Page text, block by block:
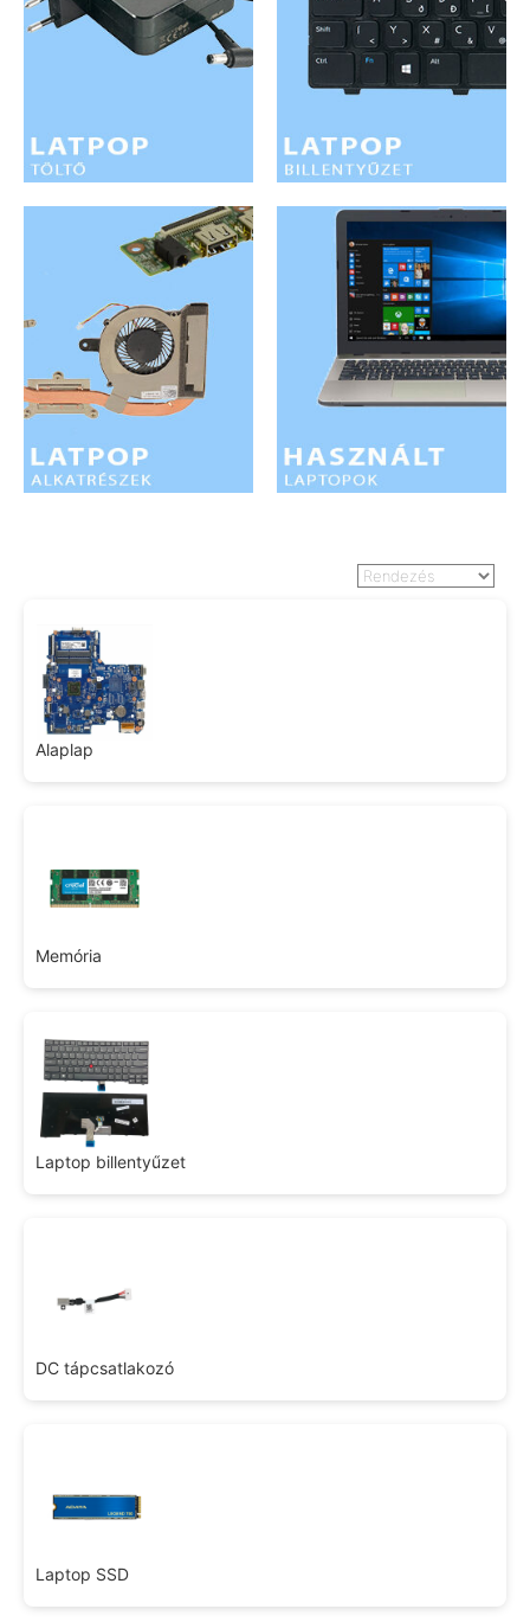
ELFELEJTETT JELSZÓ
Alaplap
Memória
Laptop billentyűzet
DC tápcsatlakozó
Laptop SSD